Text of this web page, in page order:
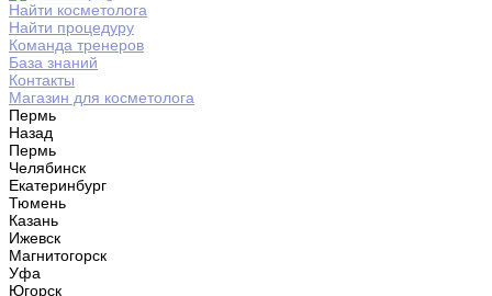
Найти косметолога
Найти процедуру
Команда тренеров
База знаний
Контакты
Магазин для косметолога
Пермь
Назад
Пермь
Челябинск
Екатеринбург
Тюмень
Казань
Ижевск
Магнитогорск
Уфа
Югорск